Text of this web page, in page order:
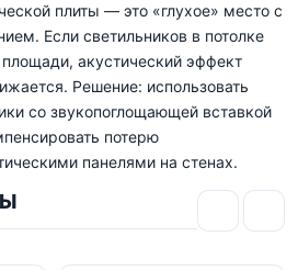
плиты — это «глухое» место с
Если светильников в потолке
акустический эффект
Решение: использовать
со звукопоглощающей вставкой
потерю
панелями на стенах.